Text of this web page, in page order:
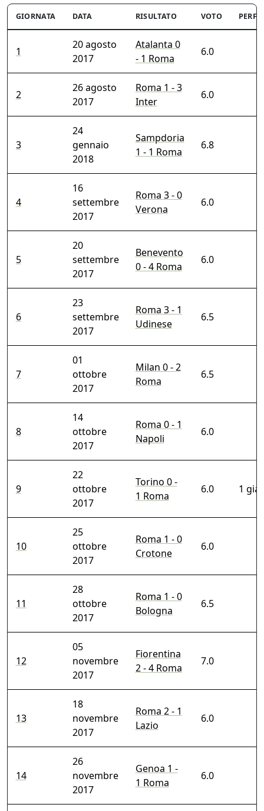
GIORNATA DATA RISULTATO VOTO
1
20 agosto
2017
Atalanta 0
- 1 Roma
6.0
2
26 agosto
2017
Roma 1 - 3
Inter
6.0
3
24
gennaio
2018
Sampdoria
1 - 1 Roma
6.8
4
16
settembre
2017
Roma 3 - 0
Verona
6.0
5
20
settembre
2017
Benevento
0 - 4 Roma
6.0
6
23
settembre
2017
Roma 3 - 1
Udinese
6.5
7
01
ottobre
2017
Milan 0 - 2
Roma
6.5
8
14
ottobre
2017
Roma 0 - 1
Napoli
6.0
9
22
ottobre
2017
Torino 0 -
1 Roma
6.0 1
10
25
ottobre
2017
Roma 1 - 0
Crotone
6.0
11
28
ottobre
2017
Roma 1 - 0
Bologna
6.5
12
05
novembre
2017
Fiorentina
2 - 4 Roma
7.0
13
18
novembre
2017
Roma 2 - 1
Lazio
6.0
14
26
novembre
2017
Genoa 1 -
1 Roma
6.0